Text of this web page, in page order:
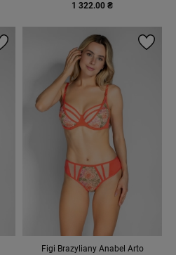
1 322.00 ₴
Figi Brazyliany Anabel Arto